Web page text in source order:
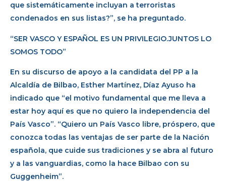
que sistemáticamente incluyan a terroristas
condenados en sus listas?”, se ha preguntado.
“SER VASCO Y ESPAÑOL ES UN PRIVILEGIO.JUNTOS LO
SOMOS TODO”
En su discurso de apoyo a la candidata del PP a la
Alcaldía de Bilbao, Esther Martínez, Díaz Ayuso ha
indicado que “el motivo fundamental que me lleva a
estar hoy aquí es que no quiero la independencia del
País Vasco”. “Quiero un País Vasco libre, próspero, que
conozca todas las ventajas de ser parte de la Nación
española, que cuide sus tradiciones y se abra al futuro
y a las vanguardias, como la hace Bilbao con su
Guggenheim”.